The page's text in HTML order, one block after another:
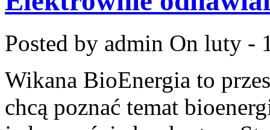
Posted by admin On luty -
Wikana BioEnergia to
chcą poznać temat